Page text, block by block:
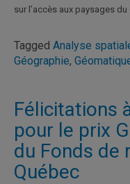
sur l’accès aux paysages du
Tagged Analyse
Géographie,
Félicitations
pour le prix
du Fonds de
Québec